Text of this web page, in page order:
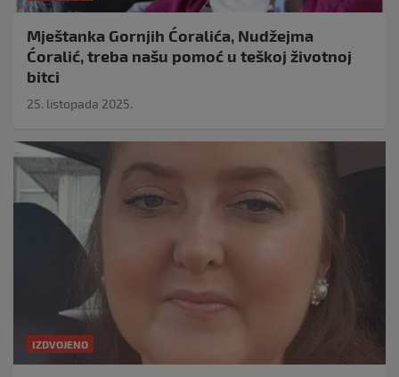
Mještanka Gornjih Ćoralića, Nudžejma
Ćoralić, treba našu pomoć u teškoj životnoj
bitci
25. listopada 2025.
IZDVOJENO